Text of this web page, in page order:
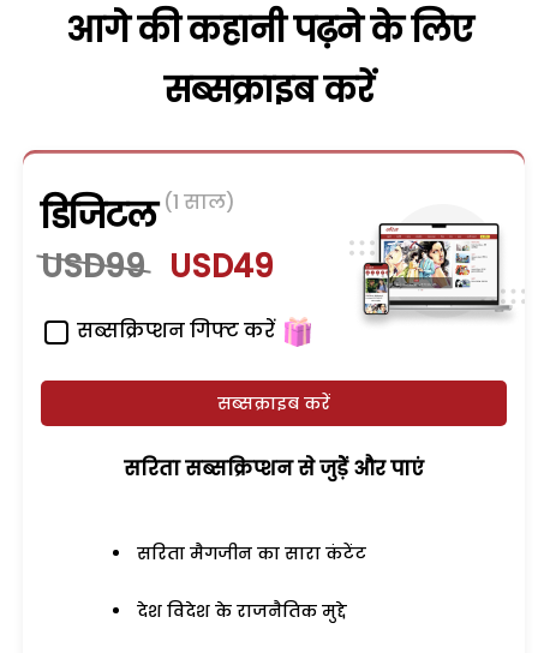
आगे की कहानी पढ़ने के लिए
सब्सक्राइब करें
डिजिटल (1 साल)
USD99 USD49
सब्सक्रिप्शन गिफ्ट करें
सब्सक्राइब करें
सरिता सब्सक्रिप्शन से जुड़ेें और पाएं
सरिता मैगजीन का सारा कंटेंट
देश विदेश के राजनैतिक मुद्दे